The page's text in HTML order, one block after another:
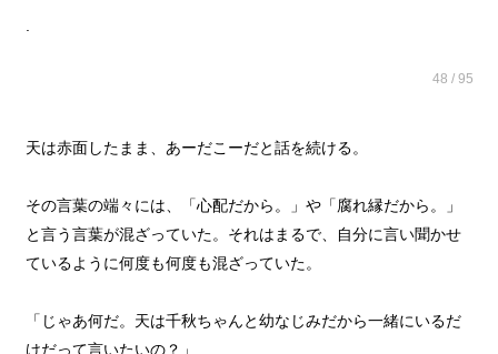
48 / 95
天は赤面したまま、あーだこーだと話を続ける。
その言葉の端々には、「心配だから。」や「腐れ縁だから。」
と言う言葉が混ざっていた。それはまるで、自分に言い聞かせ
ているように何度も何度も混ざっていた。
「じゃあ何だ。天は千秋ちゃんと幼なじみだから一緒にいるだ
けだって言いたいの？」